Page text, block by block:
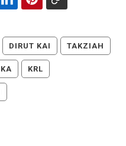
DIRUT KAI TAKZIAH
KA KRL